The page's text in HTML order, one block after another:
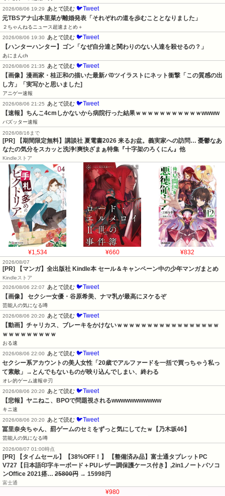
2026/08/06 19:29
あとで読む 🐦Tweet
元TBSアナ山本里菜が離婚発表「それぞれの道を歩むこととなりました」
２ちゃんねるニュース超速まとめ＋
2026/08/06 19:30
あとで読む 🐦Tweet
【ハンターハンター】ゴン「なぜ自分達と関わりのない人達を殺せるの？」
あにまんch
2026/08/06 21:35
あとで読む 🐦Tweet
【画像】漫画家・桂正和の描いた最新パ0ツイラストにネット衝撃「この質感の出
し方」「実写かと思いました]
アニゲー速報
2026/08/06 21:25
あとで読む 🐦Tweet
【速報】ちんこ4cmしかないから病院行った結果ｗｗｗｗｗｗｗｗｗｗｗwwww
バズッター速報
2026/08/16まで
[PR] 【期間限定無料】講談社 夏電書2026 来るお盆。義実家への訪問… 憂鬱なあ
なたの気分をスカッと洗浄!爽快ざまぁ特集『十字架のろくにん』他
Kindleストア
¥1,534 ¥660 ¥832
2026/08/07
[PR] 【マンガ】全出版社 Kindle本 セール＆キャンペーン中の少年マンガまとめ
Kindleストア
2026/08/06 22:07
あとで読む 🐦Tweet
【画像】 セクシー女優・谷原希美、ナマ乳が最高にヌケるぞ
芸能人の気になる噂
2026/08/06 20:20
あとで読む 🐦Tweet
【動画】チャリカス、ブレーキをかけないｗｗｗｗｗｗｗｗｗｗｗｗｗｗｗｗｗ
ｗｗｗｗｗｗｗｗｗ
おる速
2026/08/06 22:00
あとで読む 🐦Tweet
セクシー系アカウントの美人女性「20歳でアルファードを一括で買っちゃう私っ
て素敵」→とんでもないものが映り込んでしまい、終わる
オレ的ゲーム速報＠刃
2026/08/06 20:20
あとで読む 🐦Tweet
【悲報】ヤニねこ、BPOで問題視されるwwwwwwwwwww
キニ速
2026/08/06 20:20
あとで読む 🐦Tweet
冨里奈央ちゃん、罰ゲームのセミをずっと気にしてたｗ【乃木坂46】
芸能人の気になる噂
2026/08/07 01:00時点
[PR] 【タイムセール】【38%OFF！】 【整備済み品】富士通タブレットPC
V727【日本語印字キーボード＋PUレザー調保護ケース付き】,2in1ノートパソコ
ンOffice 2021搭… 25800円 → 15998円
富士通
¥980